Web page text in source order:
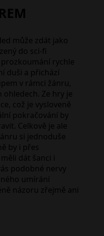
může zdát jako
do sci-fi
rychle
duši a přichází
v rámci žánru,
Ze hry je
což je vysloveně
pokračování by
Celkově je ale
si jednoduše
by i přes
dát šanci i
podobné nervy
umírání
názoru zřejmě ani